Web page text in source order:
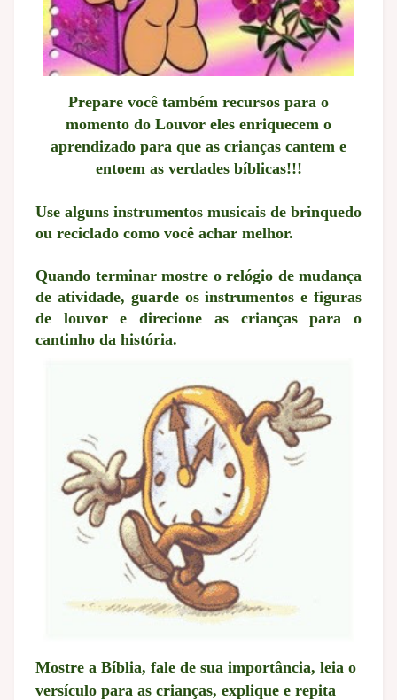
Prepare você também recursos para o
momento do Louvor eles enriquecem o
aprendizado para que as crianças cantem e
entoem as verdades bíblicas!!!
Use alguns instrumentos musicais de brinquedo
ou reciclado como você achar melhor.
Quando terminar mostre o relógio de mudança
de atividade, guarde os instrumentos e figuras
de louvor e direcione as crianças para o
cantinho da história.
Mostre a Bíblia, fale de sua importância, leia o
versículo para as crianças, explique e repita